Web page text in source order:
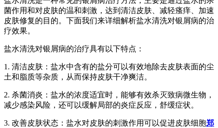
菌作用和对皮肤的温和刺激，达到清洁皮肤、减轻瘙痒、加速
皮肤修复的目的。下面我们来详细解析盐水清洗对银屑病的治
疗效果。
盐水清洗对银屑病的治疗具有以下特点：
1. 清洁皮肤：盐水中含有的盐分可以有效地除去皮肤表面的尘
土和脂质等杂质，从而保持皮肤干净爽洁。
2. 杀菌消炎：盐水的浓度适宜时，能够有效杀灭致病微生物，
减少感染风险，还可以缓解局部的炎症反应，舒缓症状。
3. 改善皮肤状态：盐水对皮肤的刺激作用可以促进皮肤细胞郑